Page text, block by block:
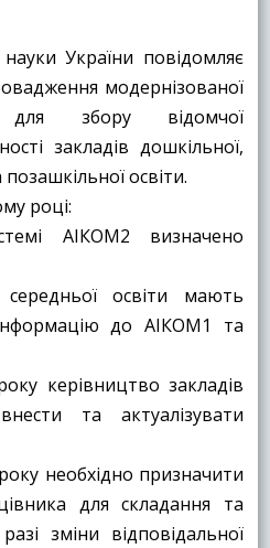
науки України повідомляє
модернізованої
збору відомчої
закладів дошкільної,
освіти.
році:
АІКОМ2 визначено
середньої освіти мають
до АІКОМ1 та
керівництво закладів
та актуалізувати
необхідно призначити
для складання та
зміни відповідальної